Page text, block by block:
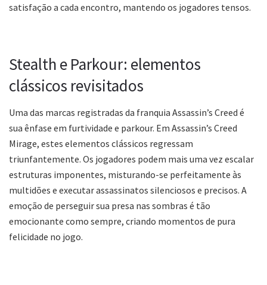
satisfação a cada encontro, mantendo os jogadores tensos.
Stealth e Parkour: elementos
clássicos revisitados
Uma das marcas registradas da franquia Assassin’s Creed é
sua ênfase em furtividade e parkour. Em Assassin’s Creed
Mirage, estes elementos clássicos regressam
triunfantemente. Os jogadores podem mais uma vez escalar
estruturas imponentes, misturando-se perfeitamente às
multidões e executar assassinatos silenciosos e precisos. A
emoção de perseguir sua presa nas sombras é tão
emocionante como sempre, criando momentos de pura
felicidade no jogo.